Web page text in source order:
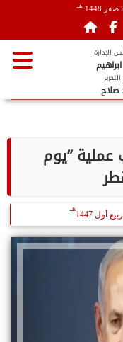
هـ
الإدارة
صلاح
عملية ”يوم
هـ